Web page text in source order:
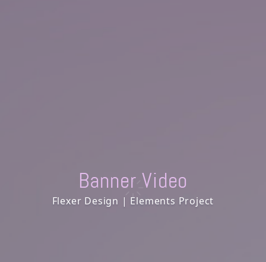
Banner Video
Flexer Design | Elements Project